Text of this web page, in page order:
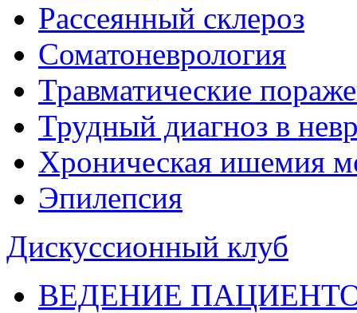
Рассеянный склероз
Соматоневрология
Травматические
Трудный диагноз в
Хроническая ишемия
Эпилепсия
Дискуссионный клуб
ВЕДЕНИЕ